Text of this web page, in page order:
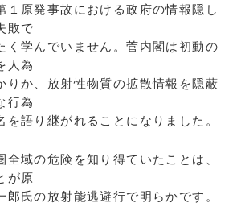
原発事故における政府の情報隠し
敗で
く学んでいません。菅内閣は初動の
人為
りか、放射性物質の拡散情報を隠蔽
行為
を語り継がれることになりました。
域の危険を知り得ていたことは、
が原
郎氏の放射能逃避行で明らかです。